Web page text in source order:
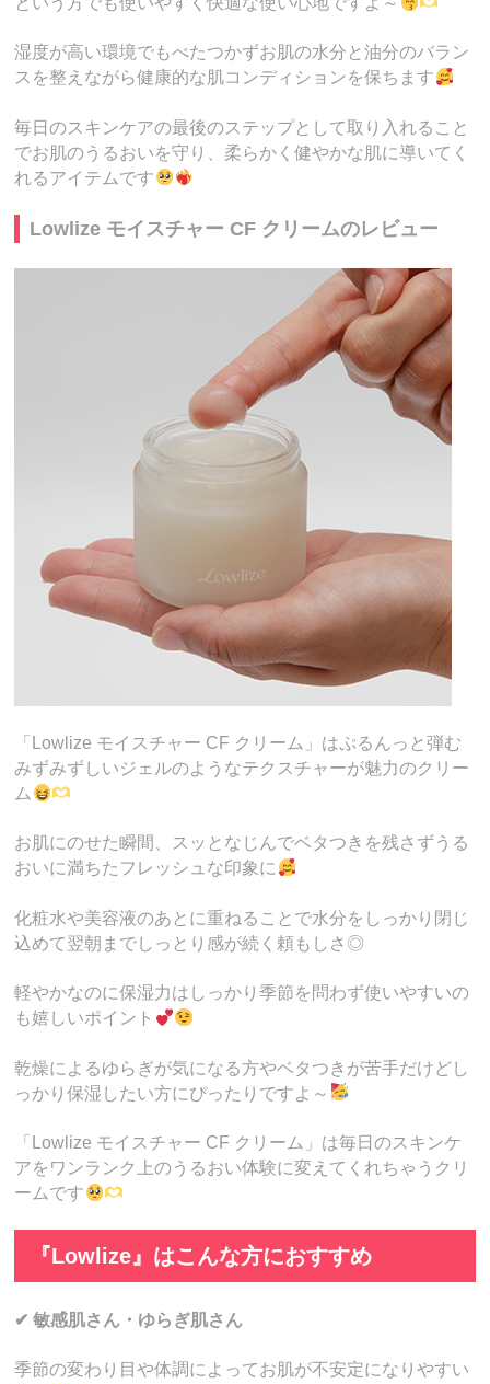
湿度が高い環境でもべたつかずお肌の水分と油分のバラン
スを整えながら健康的な肌コンディションを保ちます
毎日のスキンケアの最後のステップとして取り入れること
でお肌のうるおいを守り、柔らかく健やかな肌に導いてく
れるアイテムです
Lowlize モイスチャー CF クリームのレビュー
「Lowlize モイスチャー CF クリーム」はぷるんっと弾む
みずみずしいジェルのようなテクスチャーが魅力のクリー
ム
お肌にのせた瞬間、スッとなじんでベタつきを残さずうる
おいに満ちたフレッシュな印象に
化粧水や美容液のあとに重ねることで水分をしっかり閉じ
込めて翌朝までしっとり感が続く頼もしさ◎
軽やかなのに保湿力はしっかり季節を問わず使いやすいの
も嬉しいポイント
乾燥によるゆらぎが気になる方やベタつきが苦手だけどし
っかり保湿したい方にぴったりですよ～
「Lowlize モイスチャー CF クリーム」は毎日のスキンケ
アをワンランク上のうるおい体験に変えてくれちゃうクリ
ームです
『Lowlize』はこんな方におすすめ
✔ 敏感肌さん・ゆらぎ肌さん
季節の変わり目や体調によってお肌が不安定になりやすい